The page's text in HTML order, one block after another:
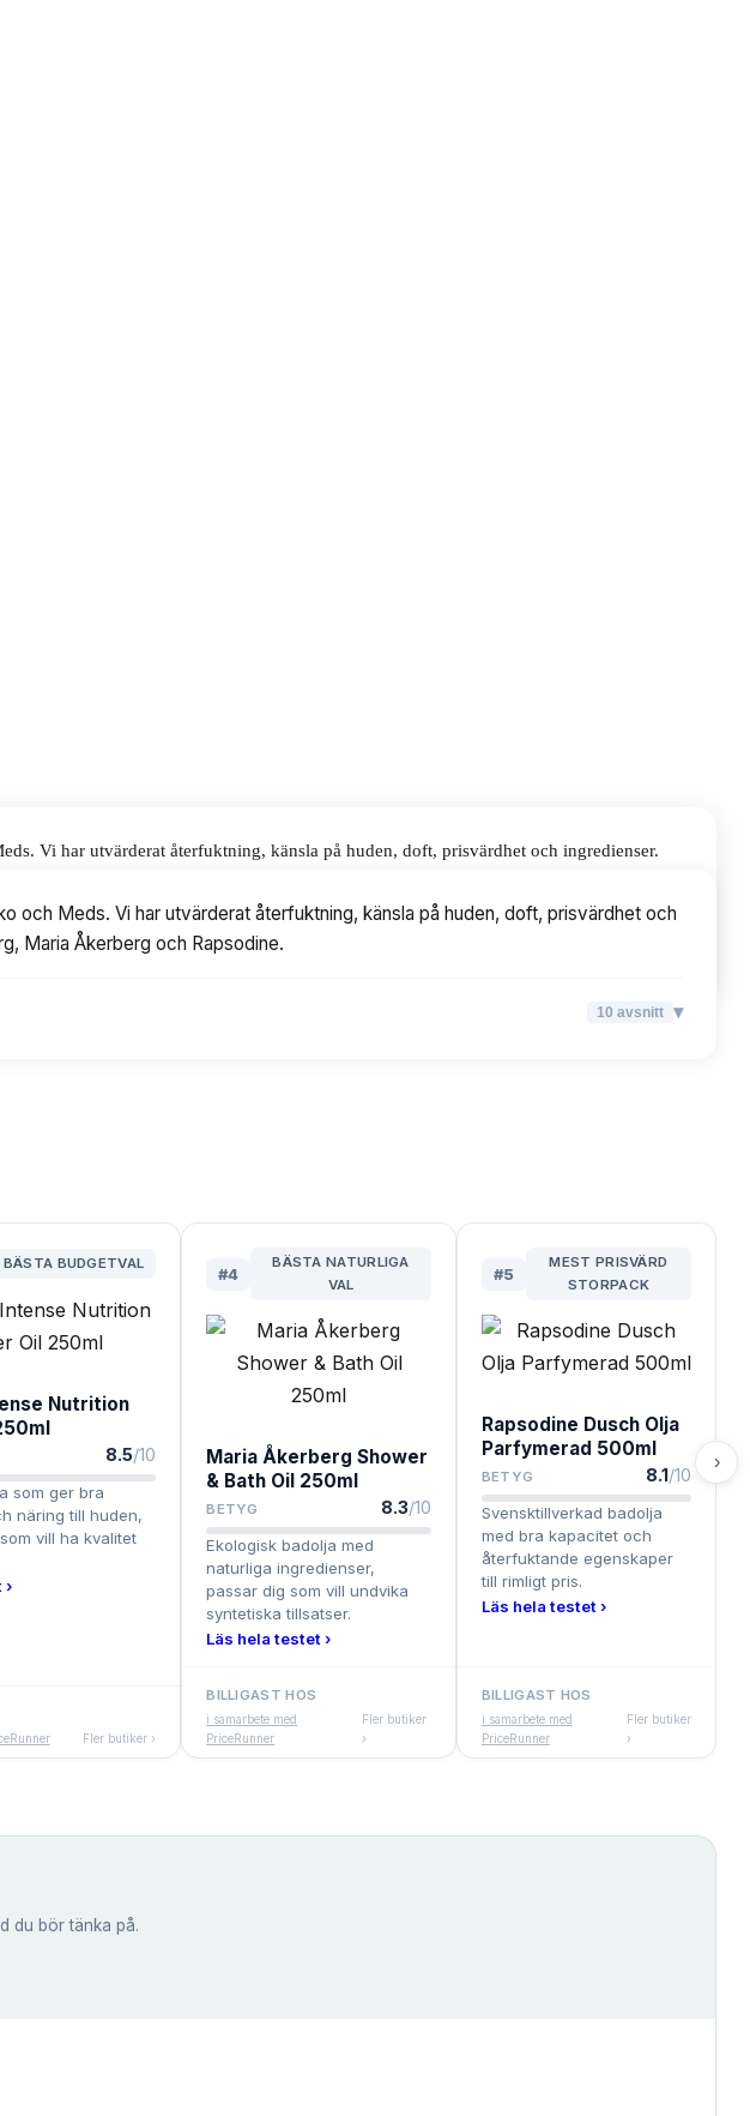
Vi har utvärderat återfuktning, känsla på huden, doft, prisvärdhet och ingredienser.
och Meds. Vi har utvärderat återfuktning, känsla på huden, doft, prisvärdhet och
Maria Åkerberg och Rapsodine.
10 avsnitt ▾
BÄSTA BUDGETVAL
Nutrition
8.5/10
som ger bra
näring till huden,
vill ha kvalitet
Fler butiker ›
#4
BÄSTA NATURLIGA
VAL
Maria Åkerberg Shower
& Bath Oil 250ml
BETYG 8.3/10
Ekologisk badolja med
naturliga ingredienser,
passar dig som vill undvika
syntetiska tillsatser.
Läs hela testet ›
BILLIGAST HOS
i samarbete med
PriceRunner
Fler butiker
›
#5
MEST PRISVÄRD
STORPACK
Rapsodine Dusch Olja
Parfymerad 500ml
BETYG 8.1/10
Svensktillverkad badolja
med bra kapacitet och
återfuktande egenskaper
till rimligt pris.
Läs hela testet ›
BILLIGAST HOS
i samarbete med
PriceRunner
Fler butiker
›
›
du bör tänka på.